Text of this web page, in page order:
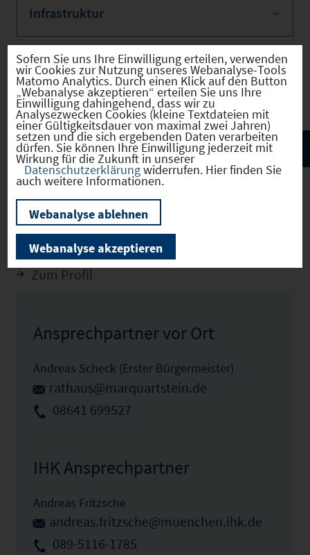
Infrastruktur
Bilder
Marquartstein(09189129)
Zum Profil
Ansprechpartner vor Ort
Andreas Scheck (Erster Bürgermeister)
rathaus@marquartstein.de
08641 699527
IHK Ansprechpartner
Andreas Fritzsche
andreas.fritzsche@muenchen.ihk.de
089-5116-1785
Sofern Sie uns Ihre Einwilligung erteilen, verwenden
wir Cookies zur Nutzung unseres Webanalyse-Tools
Matomo Analytics. Durch einen Klick auf den Button
„Webanalyse akzeptieren“ erteilen Sie uns Ihre
Einwilligung dahingehend, dass wir zu
Analysezwecken Cookies (kleine Textdateien mit
einer Gültigkeitsdauer von maximal zwei Jahren)
setzen und die sich ergebenden Daten verarbeiten
dürfen. Sie können Ihre Einwilligung jederzeit mit
Wirkung für die Zukunft in unserer
Datenschutzerklärungwiderrufen. Hier finden Sie
auch weitere Informationen.
Webanalyse ablehnen
Webanalyse akzeptieren